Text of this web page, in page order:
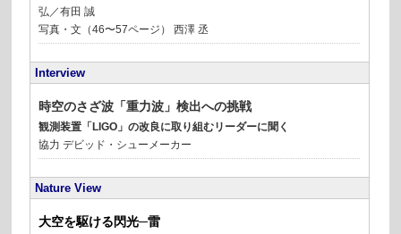
弘／有田 誠
写真・文（46〜57ページ） 西澤 丞
Interview
時空のさざ波「重力波」検出への挑戦
観測装置「LIGO」の改良に取り組むリーダーに聞く
協力 デビッド・シューメーカー
Nature View
大空を駆ける閃光─雷